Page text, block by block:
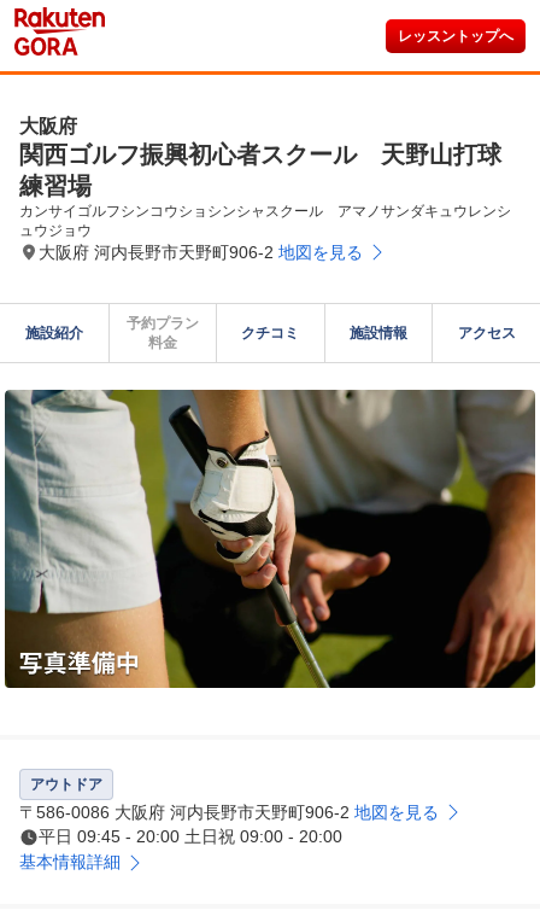
レッスントップへ
大阪府
関西ゴルフ振興初心者スクール 天野山打球
練習場
カンサイゴルフシンコウショシンシャスクール　アマノサンダキュウレンシ
ュウジョウ
大阪府 河内長野市天野町906-2 地図を見る
施設紹介
予約プラン
料金
クチコミ 施設情報 アクセス
アウトドア
〒586-0086 大阪府 河内長野市天野町906-2 地図を見る
平日 09:45 - 20:00 土日祝 09:00 - 20:00
基本情報詳細